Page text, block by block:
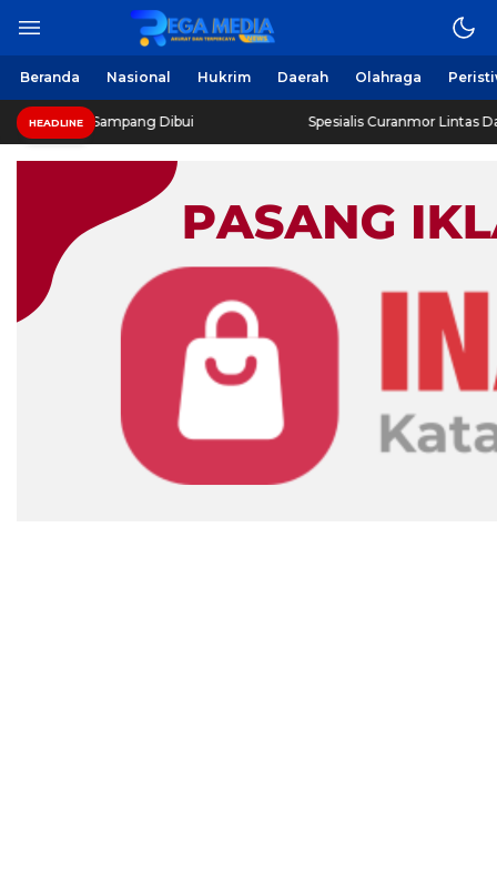
Beranda Nasional Hukrim Daerah Olahraga
HEADLINE
Sampang Dibui Spesialis Curanmor Lintas Daerah